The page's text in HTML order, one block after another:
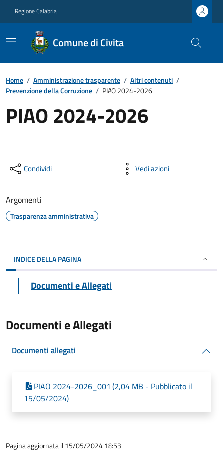
Regione Calabria
Comune di Civita
Home / Amministrazione trasparente / Altri contenuti /
Prevenzione della Corruzione / PIAO 2024-2026
PIAO 2024-2026
Condividi Vedi azioni
Argomenti
Trasparenza amministrativa
INDICE DELLA PAGINA
Documenti e Allegati
Documenti e Allegati
Documenti allegati
PIAO 2024-2026_001 (2,04 MB - Pubblicato il
15/05/2024)
Pagina aggiornata il 15/05/2024 18:53